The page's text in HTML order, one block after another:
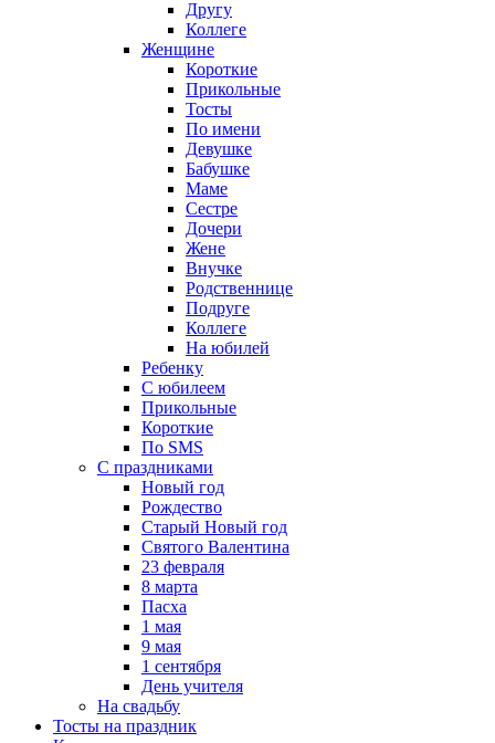
Другу
Коллеге
Женщине
Короткие
Прикольные
Тосты
По имени
Девушке
Бабушке
Маме
Сестре
Дочери
Жене
Внучке
Родственнице
Подруге
Коллеге
На юбилей
Ребенку
С юбилеем
Прикольные
Короткие
По SMS
С праздниками
Новый год
Рождество
Старый Новый год
Святого Валентина
23 февраля
8 марта
Пасха
1 мая
9 мая
1 сентября
День учителя
На свадьбу
Тосты на праздник